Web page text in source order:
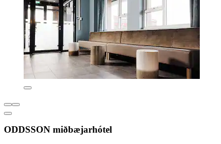
ODDSSON miðbæjarhótel